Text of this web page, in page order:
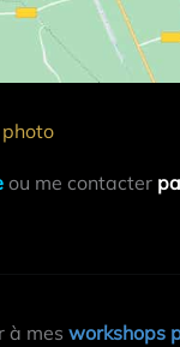
ou me contacter
à mes workshops